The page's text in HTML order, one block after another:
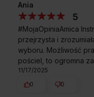
Czy ta pralka
Kupując w
Ania
5
#MojaOpiniaAmica
przejrzysta i
wyboru. Możliwość
pościel, to ogromna
11/17/2025
0
0